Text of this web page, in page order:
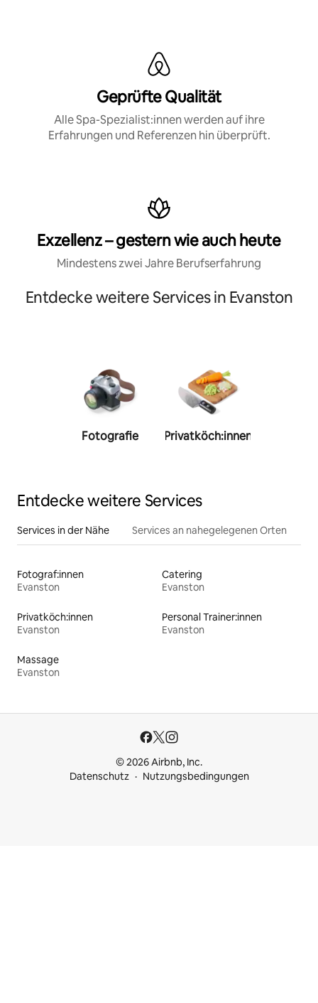
Geprüfte Qualität
Alle Spa-Spezialist:innen werden auf ihre
Erfahrungen und Referenzen hin überprüft.
Exzellenz – gestern wie auch heute
Mindestens zwei Jahre Berufserfahrung
Entdecke weitere Services in Evanston
Fotografie Privatköch:innen
Entdecke weitere Services
Services in der Nähe Services an nahegelegenen Orten
Fotograf:innen
Evanston
Catering
Evanston
Privatköch:innen
Evanston
Personal Trainer:innen
Evanston
Massage
Evanston
© 2026 Airbnb, Inc.
Datenschutz
Nutzungsbedingungen